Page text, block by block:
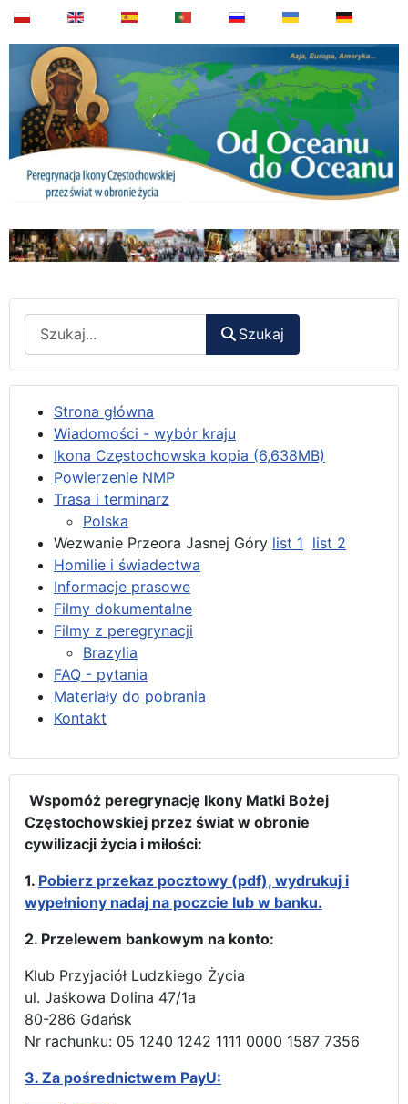
Szukaj
Strona główna
Wiadomości - wybór kraju
Ikona Częstochowska kopia (6,638MB)
Powierzenie NMP
Trasa i terminarz
Polska
Wezwanie Przeora Jasnej Góry list 1 list 2
Homilie i świadectwa
Informacje prasowe
Filmy dokumentalne
Filmy z peregrynacji
Brazylia
FAQ - pytania
Materiały do pobrania
Kontakt
Wspomóż peregrynację Ikony Matki Bożej
Częstochowskiej przez świat w obronie
cywilizacji życia i miłości:
1. Pobierz przekaz pocztowy (pdf), wydrukuj i
wypełniony nadaj na poczcie lub w banku.
2. Przelewem bankowym na konto:
Klub Przyjaciół Ludzkiego Życia
ul. Jaśkowa Dolina 47/1a
80-286 Gdańsk
Nr rachunku: 05 1240 1242 1111 0000 1587 7356
3. Za pośrednictwem PayU: